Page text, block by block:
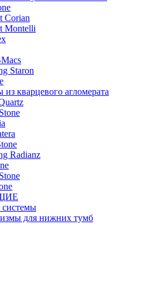
Corian
Montelli
Staron
кварцевого агломерата
Radianz
для нижних тумб